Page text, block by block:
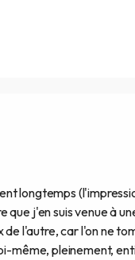
longtemps
j'en suis venue à
l'autre, car l'on ne
même, pleinement,